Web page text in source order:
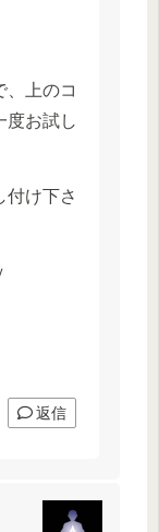
、上のコ
度お試し
付け下さ
返信